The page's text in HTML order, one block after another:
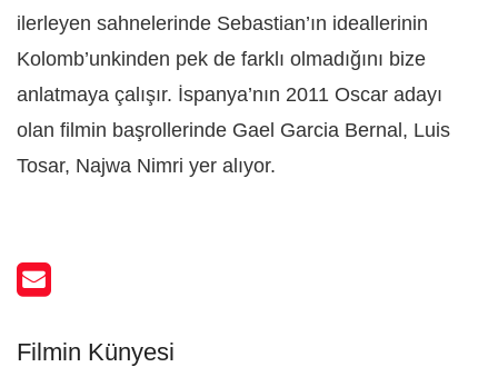
ilerleyen sahnelerinde Sebastian’ın ideallerinin
Kolomb’unkinden pek de farklı olmadığını bize
anlatmaya çalışır. İspanya’nın 2011 Oscar adayı
olan filmin başrollerinde Gael Garcia Bernal, Luis
Tosar, Najwa Nimri yer alıyor.
Filmin Künyesi